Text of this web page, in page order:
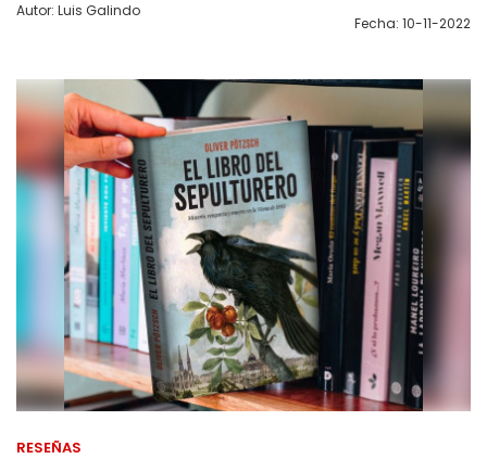
Autor: Luis Galindo
Fecha: 10-11-2022
RESEÑAS